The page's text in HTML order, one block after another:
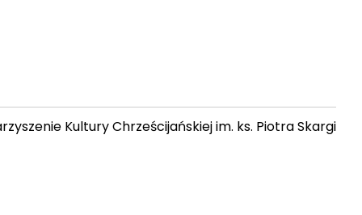
Kultury Chrześcijańskiej im. ks. Piotra Skargi